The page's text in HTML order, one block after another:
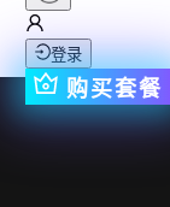
登录
购买套餐